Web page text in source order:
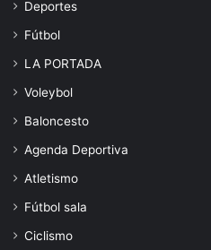
Deportes
Fútbol
LA PORTADA
Voleybol
Baloncesto
Agenda Deportiva
Atletismo
Fútbol sala
Ciclismo